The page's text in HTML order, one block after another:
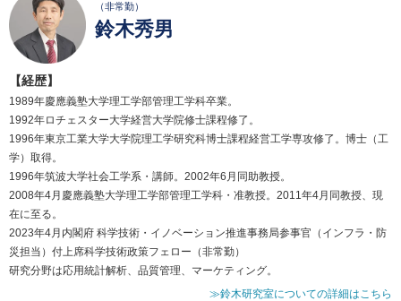
（非常勤）
鈴木秀男
【経歴】
1989年慶應義塾大学理工学部管理工学科卒業。
1992年ロチェスター大学経営大学院修士課程修了。
1996年東京工業大学大学院理工学研究科博士課程経営工学専攻修了。博士（工
学）取得。
1996年筑波大学社会工学系・講師。2002年6月同助教授。
2008年4月慶應義塾大学理工学部管理工学科・准教授。2011年4月同教授、現
在に至る。
2023年4月内閣府 科学技術・イノベーション推進事務局参事官（インフラ・防
災担当）付上席科学技術政策フェロー（非常勤）
研究分野は応用統計解析、品質管理、マーケティング。
≫鈴木研究室についての詳細はこちら